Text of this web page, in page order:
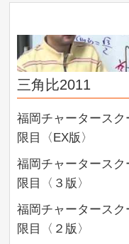
福岡チャータースク
「三角比１限目」13/
http://youtu.be/
福岡チャータースクー
「三角比２・３限目」
http://youtu.be/
福岡チャータースクー
「正弦・余弦定理」13/
http://youtu.be/
福岡チャータースクー
「二次関数１限目」13/
http://youtu.be/h_1fMj-
福岡チャータースクー
「二次関数２限目」13/
三角比2011
福岡チャータース
限目〈２版〉
福岡チャータース
限目〈EX版〉
福岡チャータース
限目〈３版〉
福岡チャータース
限目〈２版〉